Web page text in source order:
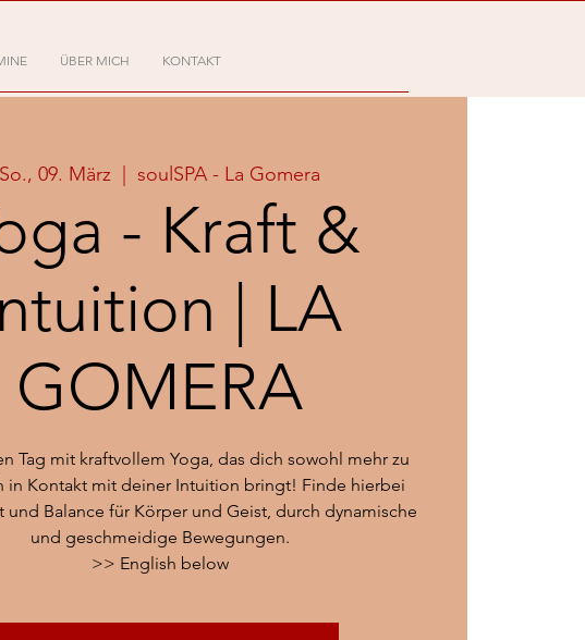
ÜBER MICH KONTAKT
So., 09. März
  |
soulSPA - La Gomera
- Kraft &
| LA
GOMERA
Tag mit kraftvollem Yoga, das dich sowohl mehr zu
in Kontakt mit deiner Intuition bringt! Finde hierbei
und Balance für Körper und Geist, durch dynamische
und geschmeidige Bewegungen.
>> English below